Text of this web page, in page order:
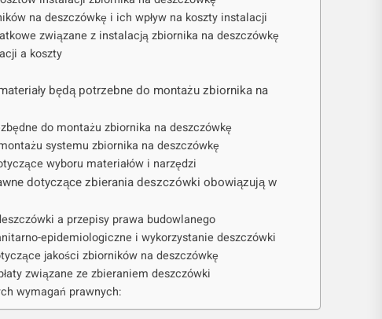
na deszczówkę i ich wpływ na koszty instalacji
związane z instalacją zbiornika na deszczówkę
a koszty
będą potrzebne do montażu zbiornika na
do montażu zbiornika na deszczówkę
systemu zbiornika na deszczówkę
wyboru materiałów i narzędzi
dotyczące zbierania deszczówki obowiązują w
a przepisy prawa budowlanego
epidemiologiczne i wykorzystanie deszczówki
jakości zbiorników na deszczówkę
związane ze zbieraniem deszczówki
wymagań prawnych: